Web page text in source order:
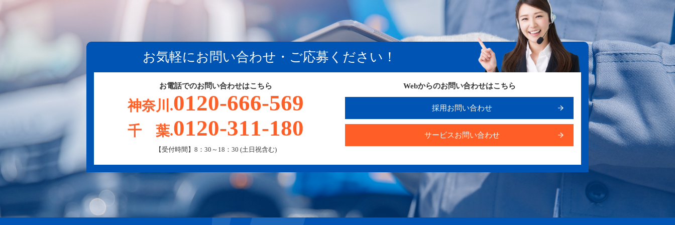
お気軽にお問い合わせ・ご応募ください！
お電話でのお問い合わせはこちら
神奈川.0120-666-569
千 葉.0120-311-180
【受付時間】8：30～18：30 (土日祝含む)
Webからのお問い合わせはこちら
採用お問い合わせ
サービスお問い合わせ